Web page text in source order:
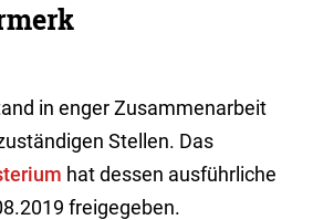
in enger Zusammenarbeit
Stellen. Das
hat dessen ausführliche
freigegeben.